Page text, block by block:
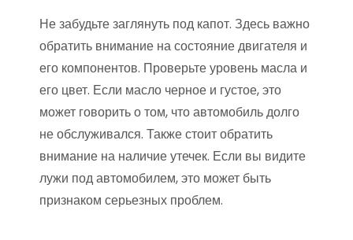
Не забудьте заглянуть под капот. Здесь важно
обратить внимание на состояние двигателя и
его компонентов. Проверьте уровень масла и
его цвет. Если масло черное и густое, это
может говорить о том, что автомобиль долго
не обслуживался. Также стоит обратить
внимание на наличие утечек. Если вы видите
лужи под автомобилем, это может быть
признаком серьезных проблем.